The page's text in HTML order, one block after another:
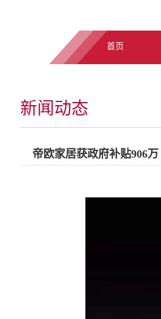
首页
新闻动态
帝欧家居获政府补贴906